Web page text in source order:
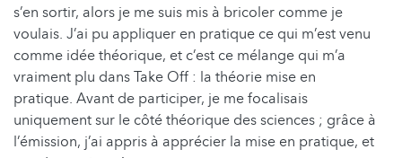
s’en sortir, alors je me suis mis à bricoler comme je
voulais. J’ai pu appliquer en pratique ce qui m’est venu
comme idée théorique, et c’est ce mélange qui m’a
vraiment plu dans Take Off : la théorie mise en
pratique. Avant de participer, je me focalisais
uniquement sur le côté théorique des sciences ; grâce à
l’émission, j’ai appris à apprécier la mise en pratique, et